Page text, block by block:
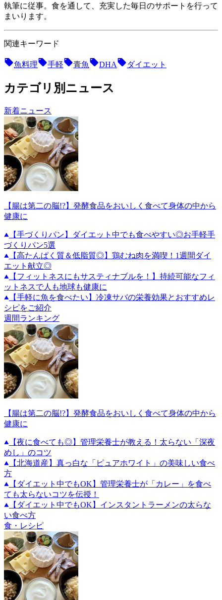
執筆に従事。食を通して、充実した毎日のサポートを行って
まいります。
関連キーワード
魚料理 手軽 青魚 DHA ダイエット
カテゴリ別ニュース
新着ニュース
【腸は第二の脳!?】発酵食品をおいしく食べて身体の中から
健康に
【手づくりパン】ダイエット中でも食べやすい◎お手軽手
づくりパン5選
【高たんぱく質＆低脂質◎】鶏むね肉を満喫！1週間ダイ
エット献立◎
【フィットネスにもサスティナブルを！】持続可能なフィ
ットネスで人も地球も健康に
【手軽に魚を食べたい】冷凍サバの栄養効果とおすすめレ
シピをご紹介
週間ランキング
【腸は第二の脳!?】発酵食品をおいしく食べて身体の中から
健康に
【夜に食べても◎】管理栄養士が教える！太らない「深夜
めし」のコツ
【北海道産】真っ白な「ピュアホワイト」の美味しい食べ
方
【ダイエット中でもOK】管理栄養士が「カレー」を食べ
ても太らないコツを伝授！
【ダイエット中でもOK】インスタントラーメンの太らな
い食べ方
食・レシピ